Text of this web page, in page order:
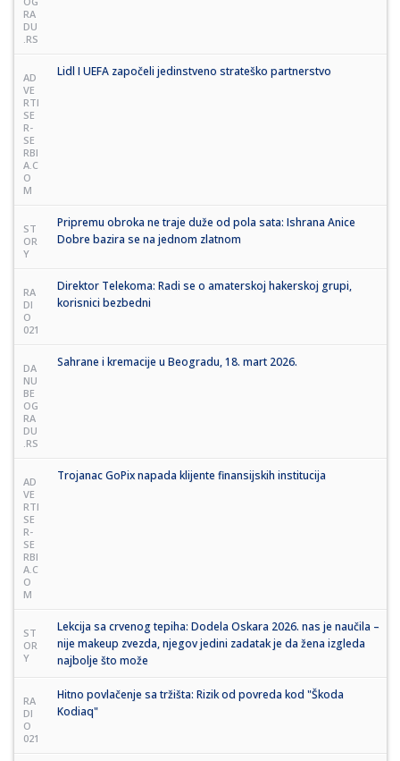
RA
DU
.RS
AD
VE
RTI
SE
R-
SE
RBI
A.C
O
M
Lidl I UEFA započeli jedinstveno strateško partnerstvo
ST
OR
Y
Pripremu obroka ne traje duže od pola sata: Ishrana Anice
Dobre bazira se na jednom zlatnom
RA
DI
O
021
Direktor Telekoma: Radi se o amaterskoj hakerskoj grupi,
korisnici bezbedni
DA
NU
BE
OG
RA
DU
.RS
Sahrane i kremacije u Beogradu, 18. mart 2026.
AD
VE
RTI
SE
R-
SE
RBI
A.C
O
M
Trojanac GoPix napada klijente finansijskih institucija
ST
OR
Y
Lekcija sa crvenog tepiha: Dodela Oskara 2026. nas je naučila –
nije makeup zvezda, njegov jedini zadatak je da žena izgleda
najbolje što može
RA
DI
O
021
Hitno povlačenje sa tržišta: Rizik od povreda kod "Škoda
Kodiaq"